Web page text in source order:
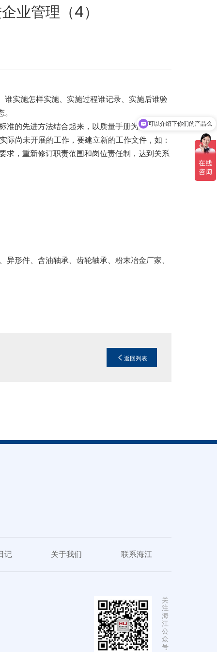
业管理（4）
实施怎样实施、实施过程谁记录、实施后谁验
准的先进方法结合起来，以质量手册为纲，以程
际尚未开展的工作，要建立新的工作文件，如：
求，重新修订职责范围和岗位责任制，达到关系
形件、含油轴承、齿轮轴承、粉末冶金厂家、
返回列表
记 关于我们 联系海江
关
注
海
江
公
众
号
可以介绍下你们的产品么